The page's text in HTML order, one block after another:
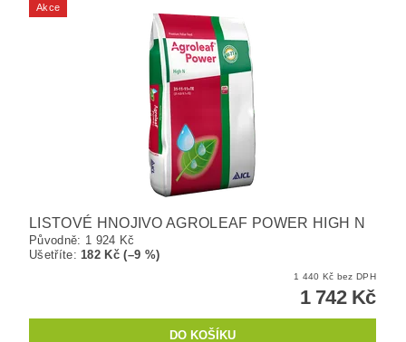
Akce
LISTOVÉ HNOJIVO AGROLEAF POWER HIGH N
Původně: 1 924 Kč
Ušetříte: 182 Kč (–9 %)
1 440 Kč bez DPH
1 742 Kč